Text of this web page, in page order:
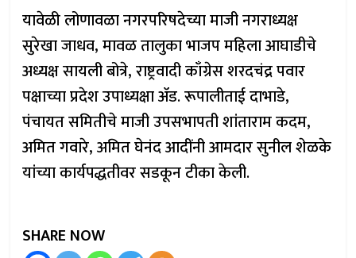
यावेळी लोणावळा नगरपरिषदेच्या माजी नगराध्यक्ष
सुरेखा जाधव, मावळ तालुका भाजप महिला आघाडीचे
अध्यक्ष सायली बोत्रे, राष्ट्रवादी काँग्रेस शरदचंद्र पवार
पक्षाच्या प्रदेश उपाध्यक्षा ॲड. रूपालीताई दाभाडे,
पंचायत समितीचे माजी उपसभापती शांताराम कदम,
अमित गवारे, अमित घेनंद आदींनी आमदार सुनील शेळके
यांच्या कार्यपद्धतीवर सडकून टीका केली.
SHARE NOW